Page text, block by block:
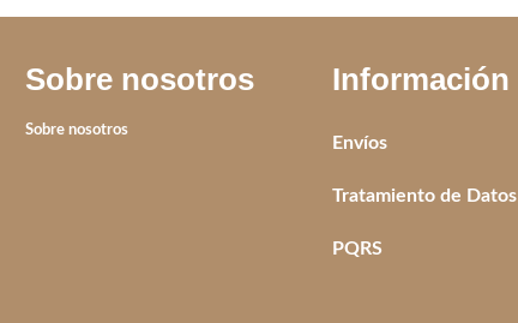
Sobre nosotros
Sobre nosotros
Información
Envíos
Tratamiento de Datos
PQRS